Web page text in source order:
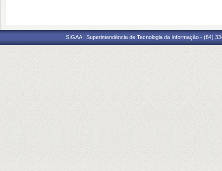
SIGAA | Superintendência de Tecnologia da Informação - (84)